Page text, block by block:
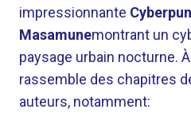
impressionnante
Masamunemontrant un
paysage urbain nocturne.
rassemble des chapitres
auteurs, notamment: